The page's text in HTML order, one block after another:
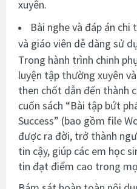
xuyên.
Bài nghe và đáp án
và giáo viên dễ dàng sử
Trong hành trình chinh
luyện tập thường xuyên
then chốt dẫn đến thành
cuốn sách “Bài tập bứt
Success” (bao gồm file
được ra đời, trở thành
tin cậy, giúp các em học
tin đạt điểm cao trong